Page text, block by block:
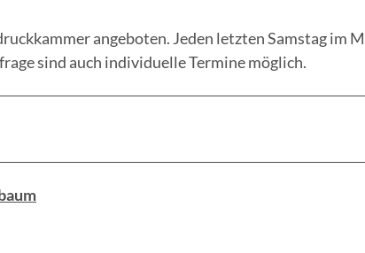
angeboten. Jeden letzten Samstag im
sind auch individuelle Termine möglich.